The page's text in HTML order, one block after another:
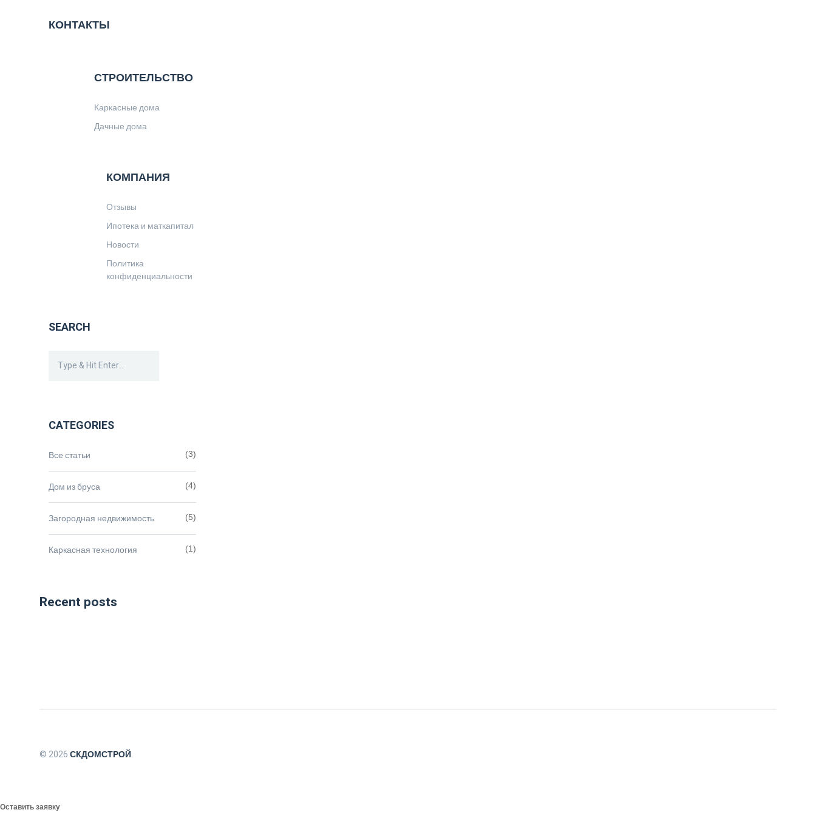
КОНТАКТЫ
СТРОИТЕЛЬСТВО
Каркасные дома
Дачные дома
КОМПАНИЯ
Отзывы
Ипотека и маткапитал
Новости
Политика
конфиденциальности
SEARCH
CATEGORIES
Все статьи (3)
Дом из бруса (4)
Загородная недвижимость (5)
Каркасная технология (1)
Recent posts
© 2026СКДОМСТРОЙ.
Оставить заявку